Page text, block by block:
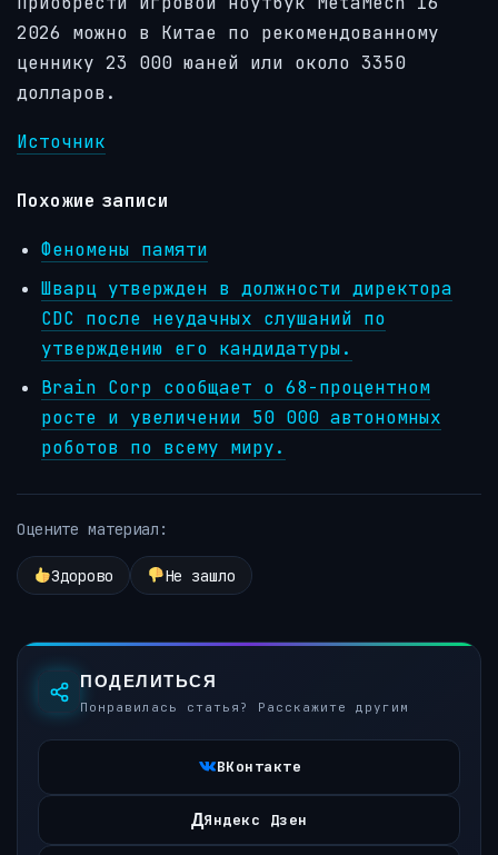
2026 можно в Китае по рекомендованному
ценнику 23 000 юаней или около 3350
долларов.
Источник
Похожие записи
Феномены памяти
Шварц утвержден в должности директора
CDC после неудачных слушаний по
утверждению его кандидатуры.
Brain Corp сообщает о 68-процентном
росте и увеличении 50 000 автономных
роботов по всему миру.
Оцените материал:
Здорово Не зашло
ПОДЕЛИТЬСЯ
Понравилась статья? Расскажите другим
ВКонтакте
ДЯндекс Дзен